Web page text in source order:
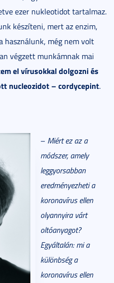
ezer nukleotidot tartalmaz.
készíteni, mert az enzim,
használunk, még nem volt
végzett munkámnak mai
el vírusokkal dolgozni és
nucleozidot – cordycepint.
– Miért ez az a
módszer, amely
leggyorsabban
eredményezheti a
koronavírus ellen
olyannyira várt
oltóanyagot?
Egyáltalán: mi a
különbség a
koronavírus ellen